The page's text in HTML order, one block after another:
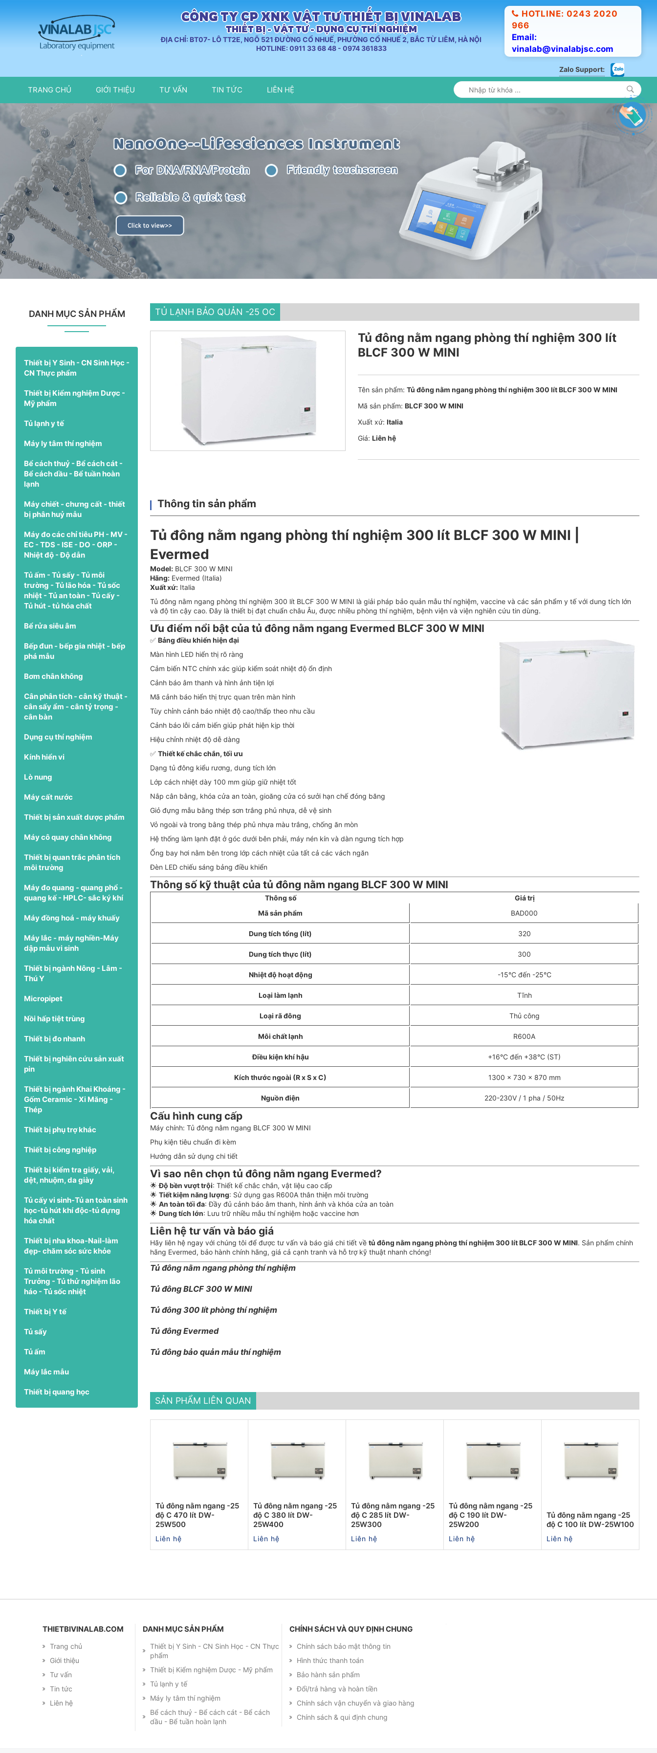
CÔNG TY CP XNK VẬT TƯ THIẾT BỊ VINALAB
THIẾT BỊ - VẬT TƯ - DỤNG CỤ THÍ NGHIỆM
ĐỊA CHỈ: BT07- LÔ TT2E, NGÕ 521 ĐƯỜNG CỔ NHUẾ, PHƯỜNG CỔ NHUẾ 2, BẮC TỪ LIÊM, HÀ NỘI
HOTLINE: 0911 33 68 48 - 0974 361833
HOTLINE: 0243 2020
966
Email:
vinalab@vinalabjsc.com
Zalo Support:
TRANG CHỦ GIỚI THIỆU TƯ VẤN TIN TỨC LIÊN HỆ
DANH MỤC SẢN PHẨM
Thiết bị Y Sinh - CN Sinh Học -
CN Thực phẩm
Thiết bị Kiểm nghiệm Dược -
Mỹ phẩm
Tủ lạnh y tế
Máy ly tâm thí nghiệm
Bể cách thuỷ - Bể cách cát -
Bể cách dầu - Bể tuần hoàn
lạnh
Máy chiết - chưng cất - thiết
bị phân huỷ mẫu
Máy đo các chỉ tiêu PH - MV -
EC - TDS - ISE - DO - ORP -
Nhiệt độ - Độ dẫn
Tủ ấm - Tủ sấy - Tủ môi
trường - Tủ lão hóa - Tủ sốc
nhiệt - Tủ an toàn - Tủ cấy -
Tủ hút - tủ hóa chất
Bể rửa siêu âm
Bếp đun - bếp gia nhiệt - bếp
phá mẫu
Bơm chân không
Cân phân tích - cân kỹ thuật -
cân sấy ẩm - cân tỷ trọng -
cân bàn
Dụng cụ thí nghiệm
Kính hiển vi
Lò nung
Máy cất nước
Thiết bị sản xuất dược phẩm
Máy cô quay chân không
Thiết bị quan trắc phân tích
môi trường
Máy đo quang - quang phổ -
quang kế - HPLC- sắc ký khí
Máy đồng hoá - máy khuấy
Máy lắc - máy nghiền-Máy
dập mẫu vi sinh
Thiết bị ngành Nông - Lâm -
Thú Y
Micropipet
Nồi hấp tiệt trùng
Thiết bị đo nhanh
Thiết bị nghiên cứu sản xuất
pin
Thiết bị ngành Khai Khoáng -
Gốm Ceramic - Xi Măng -
Thép
Thiết bị phụ trợ khác
Thiết bị công nghiệp
Thiết bị kiểm tra giấy, vải,
dệt, nhuộm, da giày
Tủ cấy vi sinh-Tủ an toàn sinh
học-tủ hút khí độc-tủ đựng
hóa chất
Thiết bị nha khoa-Nail-làm
đẹp- chăm sóc sức khỏe
Tủ môi trường - Tủ sinh
Trưởng - Tủ thử nghiệm lão
háo - Tủ sốc nhiệt
Thiết bị Y tế
Tủ sấy
Tủ ấm
Máy lắc mẫu
Thiết bị quang học
TỦ LẠNH BẢO QUẢN -25 OC
Tủ đông nằm ngang phòng thí nghiệm 300 lít
BLCF 300 W MINI
Tên sản phẩm: Tủ đông nằm ngang phòng thí nghiệm 300 lít BLCF 300 W MINI
Mã sản phẩm: BLCF 300 W MINI
Xuất xứ: Italia
Giá: Liên hệ
Thông tin sản phẩm
Tủ đông nằm ngang phòng thí nghiệm 300 lít BLCF 300 W MINI |
Evermed
Model: BLCF 300 W MINI
Hãng: Evermed (Italia)
Xuất xứ: Italia
Tủ đông nằm ngang phòng thí nghiệm 300 lít BLCF 300 W MINI là giải pháp bảo quản mẫu thí nghiệm, vaccine và các sản phẩm y tế với dung tích lớn
và độ tin cậy cao. Đây là thiết bị đạt chuẩn châu Âu, được nhiều phòng thí nghiệm, bệnh viện và viện nghiên cứu tin dùng.
Ưu điểm nổi bật của tủ đông nằm ngang Evermed BLCF 300 W MINI
✅ Bảng điều khiển hiện đại
Màn hình LED hiển thị rõ ràng
Cảm biến NTC chính xác giúp kiểm soát nhiệt độ ổn định
Cảnh báo âm thanh và hình ảnh tiện lợi
Mã cảnh báo hiển thị trực quan trên màn hình
Tùy chỉnh cảnh báo nhiệt độ cao/thấp theo nhu cầu
Cảnh báo lỗi cảm biến giúp phát hiện kịp thời
Hiệu chỉnh nhiệt độ dễ dàng
✅ Thiết kế chắc chắn, tối ưu
Dạng tủ đông kiểu rương, dung tích lớn
Lớp cách nhiệt dày 100 mm giúp giữ nhiệt tốt
Nắp cân bằng, khóa cửa an toàn, gioăng cửa có sưởi hạn chế đóng băng
Giỏ đựng mẫu bằng thép sơn trắng phủ nhựa, dễ vệ sinh
Vỏ ngoài và trong bằng thép phủ nhựa màu trắng, chống ăn mòn
Hệ thống làm lạnh đặt ở góc dưới bên phải, máy nén kín và dàn ngưng tích hợp
Ống bay hơi nằm bên trong lớp cách nhiệt của tất cả các vách ngăn
Đèn LED chiếu sáng bảng điều khiển
Thông số kỹ thuật của tủ đông nằm ngang BLCF 300 W MINI
Thông số
Giá trị
Mã sản phẩm
BAD000
Dung tích tổng (lít) 320
Dung tích thực (lít) 300
Nhiệt độ hoạt động -15°C đến -25°C
Loại làm lạnh Tĩnh
Loại rã đông Thủ công
Môi chất lạnh R600A
Điều kiện khí hậu +16°C đến +38°C (ST)
Kích thước ngoài (R x S x C) 1300 x 730 x 870 mm
Nguồn điện 220-230V / 1 pha / 50Hz
Cấu hình cung cấp
Máy chính: Tủ đông nằm ngang BLCF 300 W MINI
Phụ kiện tiêu chuẩn đi kèm
Hướng dẫn sử dụng chi tiết
Vì sao nên chọn tủ đông nằm ngang Evermed?
🌟Độ bền vượt trội: Thiết kế chắc chắn, vật liệu cao cấp
🌟 Tiết kiệm năng lượng: Sử dụng gas R600A thân thiện môi trường
🌟 An toàn tối đa: Đầy đủ cảnh báo âm thanh, hình ảnh và khóa cửa an toàn
🌟 Dung tích lớn: Lưu trữ nhiều mẫu thí nghiệm hoặc vaccine hơn
Liên hệ tư vấn và báo giá
Hãy liên hệ ngay với chúng tôi để được tư vấn và báo giá chi tiết về tủ đông nằm ngang phòng thí nghiệm 300 lít BLCF 300 W MINI. Sản phẩm chính
hãng Evermed, bảo hành chính hãng, giá cả cạnh tranh và hỗ trợ kỹ thuật nhanh chóng!
Tủ đông nằm ngang phòng thí nghiệm
Tủ đông BLCF 300 W MINI
Tủ đông 300 lít phòng thí nghiệm
Tủ đông Evermed
Tủ đông bảo quản mẫu thí nghiệm
SẢN PHẨM LIÊN QUAN
Tủ đông nằm ngang -25
độ C 470 lít DW-
25W500
Liên hệ
Tủ đông nằm ngang -25
độ C 380 lít DW-
25W400
Liên hệ
Tủ đông nằm ngang -25
độ C 285 lít DW-
25W300
Liên hệ
Tủ đông nằm ngang -25
độ C 190 lít DW-
25W200
Liên hệ
Tủ đông nằm ngang -25
độ C 100 lít DW-25W100
Liên hệ
THIETBIVINALAB.COM
Trang chủ
Giới thiệu
Tư vấn
Tin tức
Liên hệ
DANH MỤC SẢN PHẨM
Thiết bị Y Sinh - CN Sinh Học - CN Thực
phẩm
Thiết bị Kiểm nghiệm Dược - Mỹ phẩm
Tủ lạnh y tế
Máy ly tâm thí nghiệm
Bể cách thuỷ - Bể cách cát - Bể cách
dầu - Bể tuần hoàn lạnh
CHÍNH SÁCH VÀ QUY ĐỊNH CHUNG
Chính sách bảo mật thông tin
Hình thức thanh toán
Bảo hành sản phẩm
Đổi/trả hàng và hoàn tiền
Chính sách vận chuyển và giao hàng
Chính sách & qui định chung